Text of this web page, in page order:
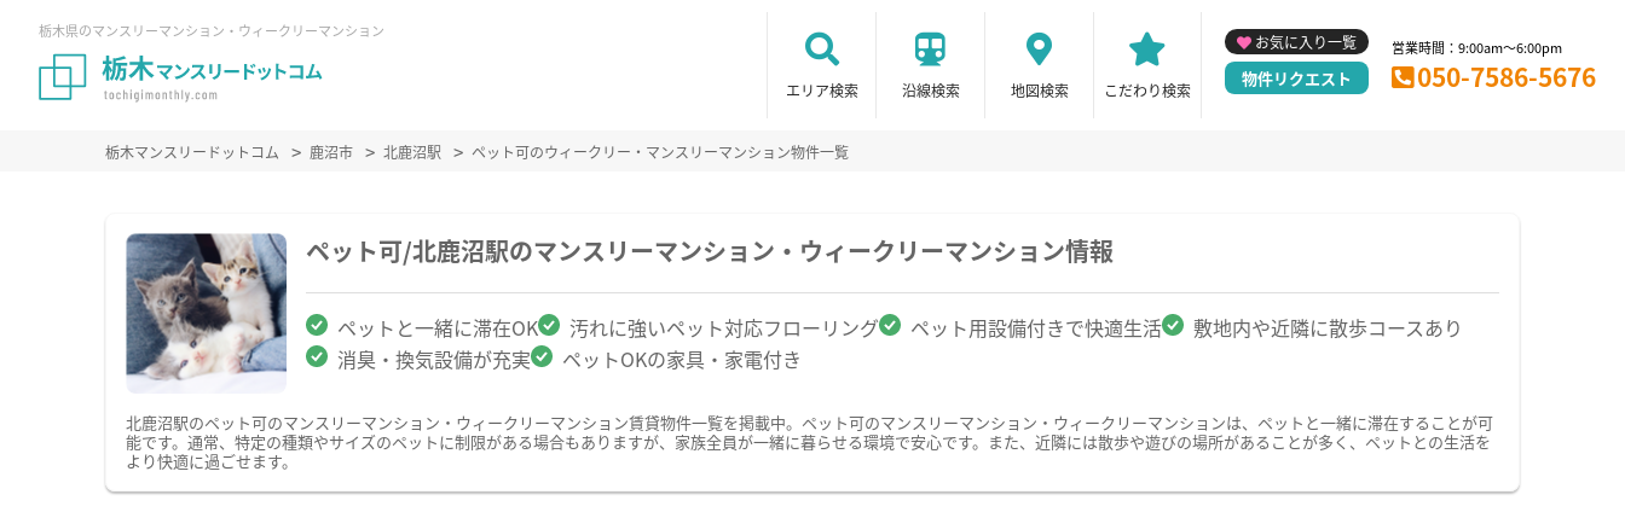
栃木県のマンスリーマンション・ウィークリーマンション
エリア検索 沿線検索 地図検索 こだわり検索
お気に入り一覧
物件リクエスト
営業時間：9:00am～6:00pm
050-7586-5676
栃木マンスリードットコム 鹿沼市 北鹿沼駅 ペット可のウィークリー・マンスリーマンション物件一覧
ペット可/北鹿沼駅のマンスリーマンション・ウィークリーマンション情報
ペットと一緒に滞在OK 汚れに強いペット対応フローリング ペット用設備付きで快適生活
敷地内や近隣に散歩コースあり
消臭・換気設備が充実
ペットOKの家具・家電付き
北鹿沼駅のペット可のマンスリーマンション・ウィークリーマンション賃貸物件一覧を掲載中。ペット可のマンスリーマンション・ウィークリーマンションは、ペットと一緒に滞在することが可
能です。通常、特定の種類やサイズのペットに制限がある場合もありますが、家族全員が一緒に暮らせる環境で安心です。また、近隣には散歩や遊びの場所があることが多く、ペットとの生活を
より快適に過ごせます。